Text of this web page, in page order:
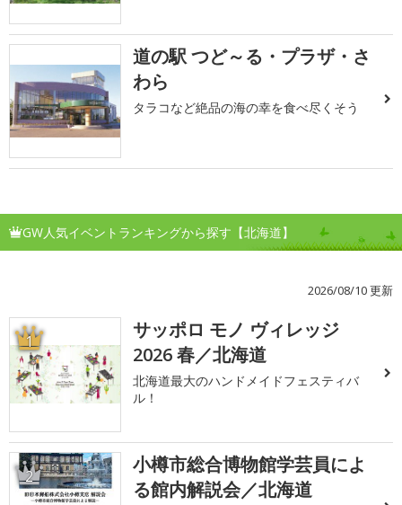
道の駅 つど～る・プラザ・さ
わら
タラコなど絶品の海の幸を食べ尽くそう
GW人気イベントランキングから探す【北海道】
2026/08/10 更新
1
サッポロ モノ ヴィレッジ
2026 春／北海道
北海道最大のハンドメイドフェスティバ
ル！
2
小樽市総合博物館学芸員によ
る館内解説会／北海道